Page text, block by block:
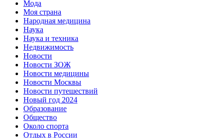
Мода
Моя страна
Народная медицина
Наука
Наука и техника
Недвижимость
Новости
Новости ЗОЖ
Новости медицины
Новости Москвы
Новости путешествий
Новый год 2024
Образование
Общество
Около спорта
Отдых в России